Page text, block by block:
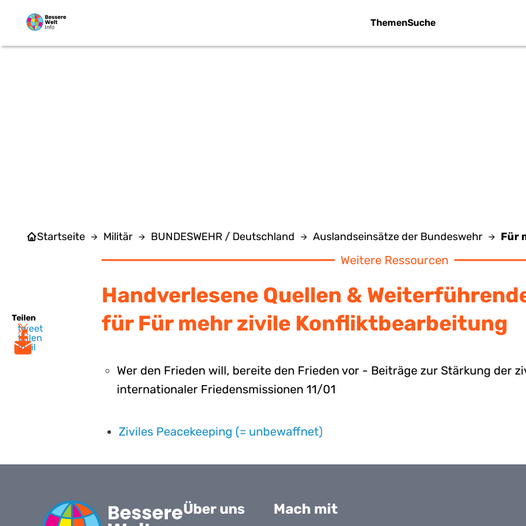
ThemenSuche
Teilen
tweet
teilen
mail
Startseite Militär BUNDESWEHR / Deutschland Auslandseinsätze der Bundeswehr Für
Weitere Ressourcen
Handverlesene Quellen &
für Für mehr zivile Konfliktbearbeitung
Wer den Frieden will, bereite den Frieden vor - Beiträge zur Stärkung der
internationaler Friedensmissionen 11/01
Ziviles Peacekeeping (= unbewaffnet)
Über uns Mach mit